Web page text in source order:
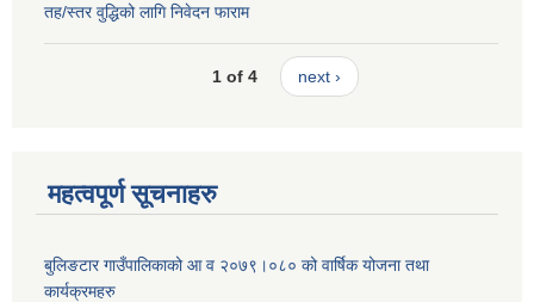
तह/स्तर वुद्धिको लागि निवेदन फाराम
1 of 4 next ›
महत्वपूर्ण सूचनाहरु
बुलिङटार गाउँपालिकाको आ व २०७९।०८० को वार्षिक योजना तथा
कार्यक्रमहरु